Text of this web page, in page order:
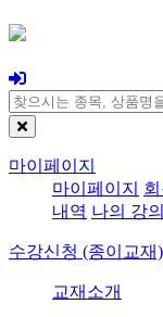
마이페이지
마이페이지
내역 나의 강
수강신청 (종이교재)
교재소개